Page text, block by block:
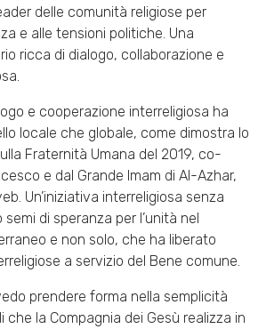
delle comunità religiose per
e alle tensioni politiche. Una
ricca di dialogo, collaborazione e
e cooperazione interreligiosa ha
locale che globale, come dimostra lo
Fraternità Umana del 2019, co-
e dal Grande Imam di Al-Azhar,
Un’iniziativa interreligiosa senza
di speranza per l’unità nel
e non solo, che ha liberato
a servizio del Bene comune.
prendere forma nella semplicità
la Compagnia dei Gesù realizza in